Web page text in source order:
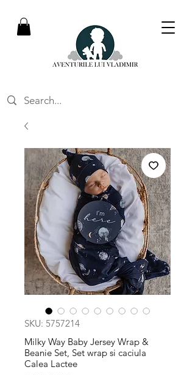
SKU: 5757214
Milky Way Baby Jersey Wrap &
Beanie Set, Set wrap si caciula
Calea Lactee